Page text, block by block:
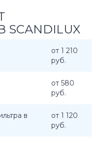
от 1 210
руб.
от 580
руб.
в
от 1 120
руб.